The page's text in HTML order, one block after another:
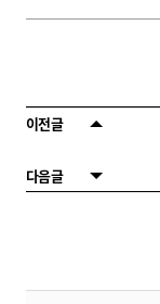
이전글
다음글